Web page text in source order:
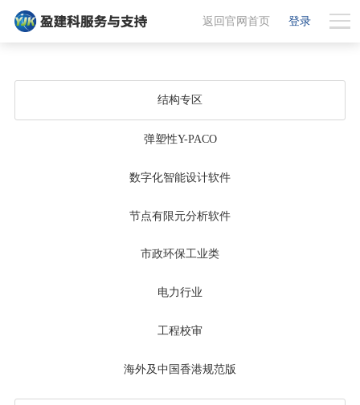
登录
返回官网首页
结构专区
弹塑性Y-PACO
数字化智能设计软件
节点有限元分析软件
市政环保工业类
电力行业
工程校审
海外及中国香港规范版